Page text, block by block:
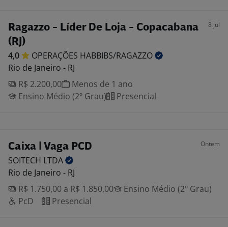
Ragazzo - Líder De Loja - Copacabana
(RJ)
8 jul
4,0 OPERAÇÕES HABBIBS/RAGAZZO
Rio de Janeiro - RJ
R$ 2.200,00
Menos de 1 ano
Ensino Médio (2º Grau)
Presencial
Caixa | Vaga PCD Ontem
SOITECH LTDA
Rio de Janeiro - RJ
R$ 1.750,00 a R$ 1.850,00
Ensino Médio (2º Grau)
PcD
Presencial